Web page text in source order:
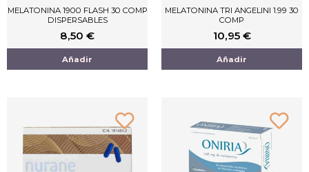
MELATONINA 1900 FLASH 30 COMP
DISPERSABLES
8,50 €
Añadir
MELATONINA TRI ANGELINI 1.99 30
COMP
10,95 €
Añadir